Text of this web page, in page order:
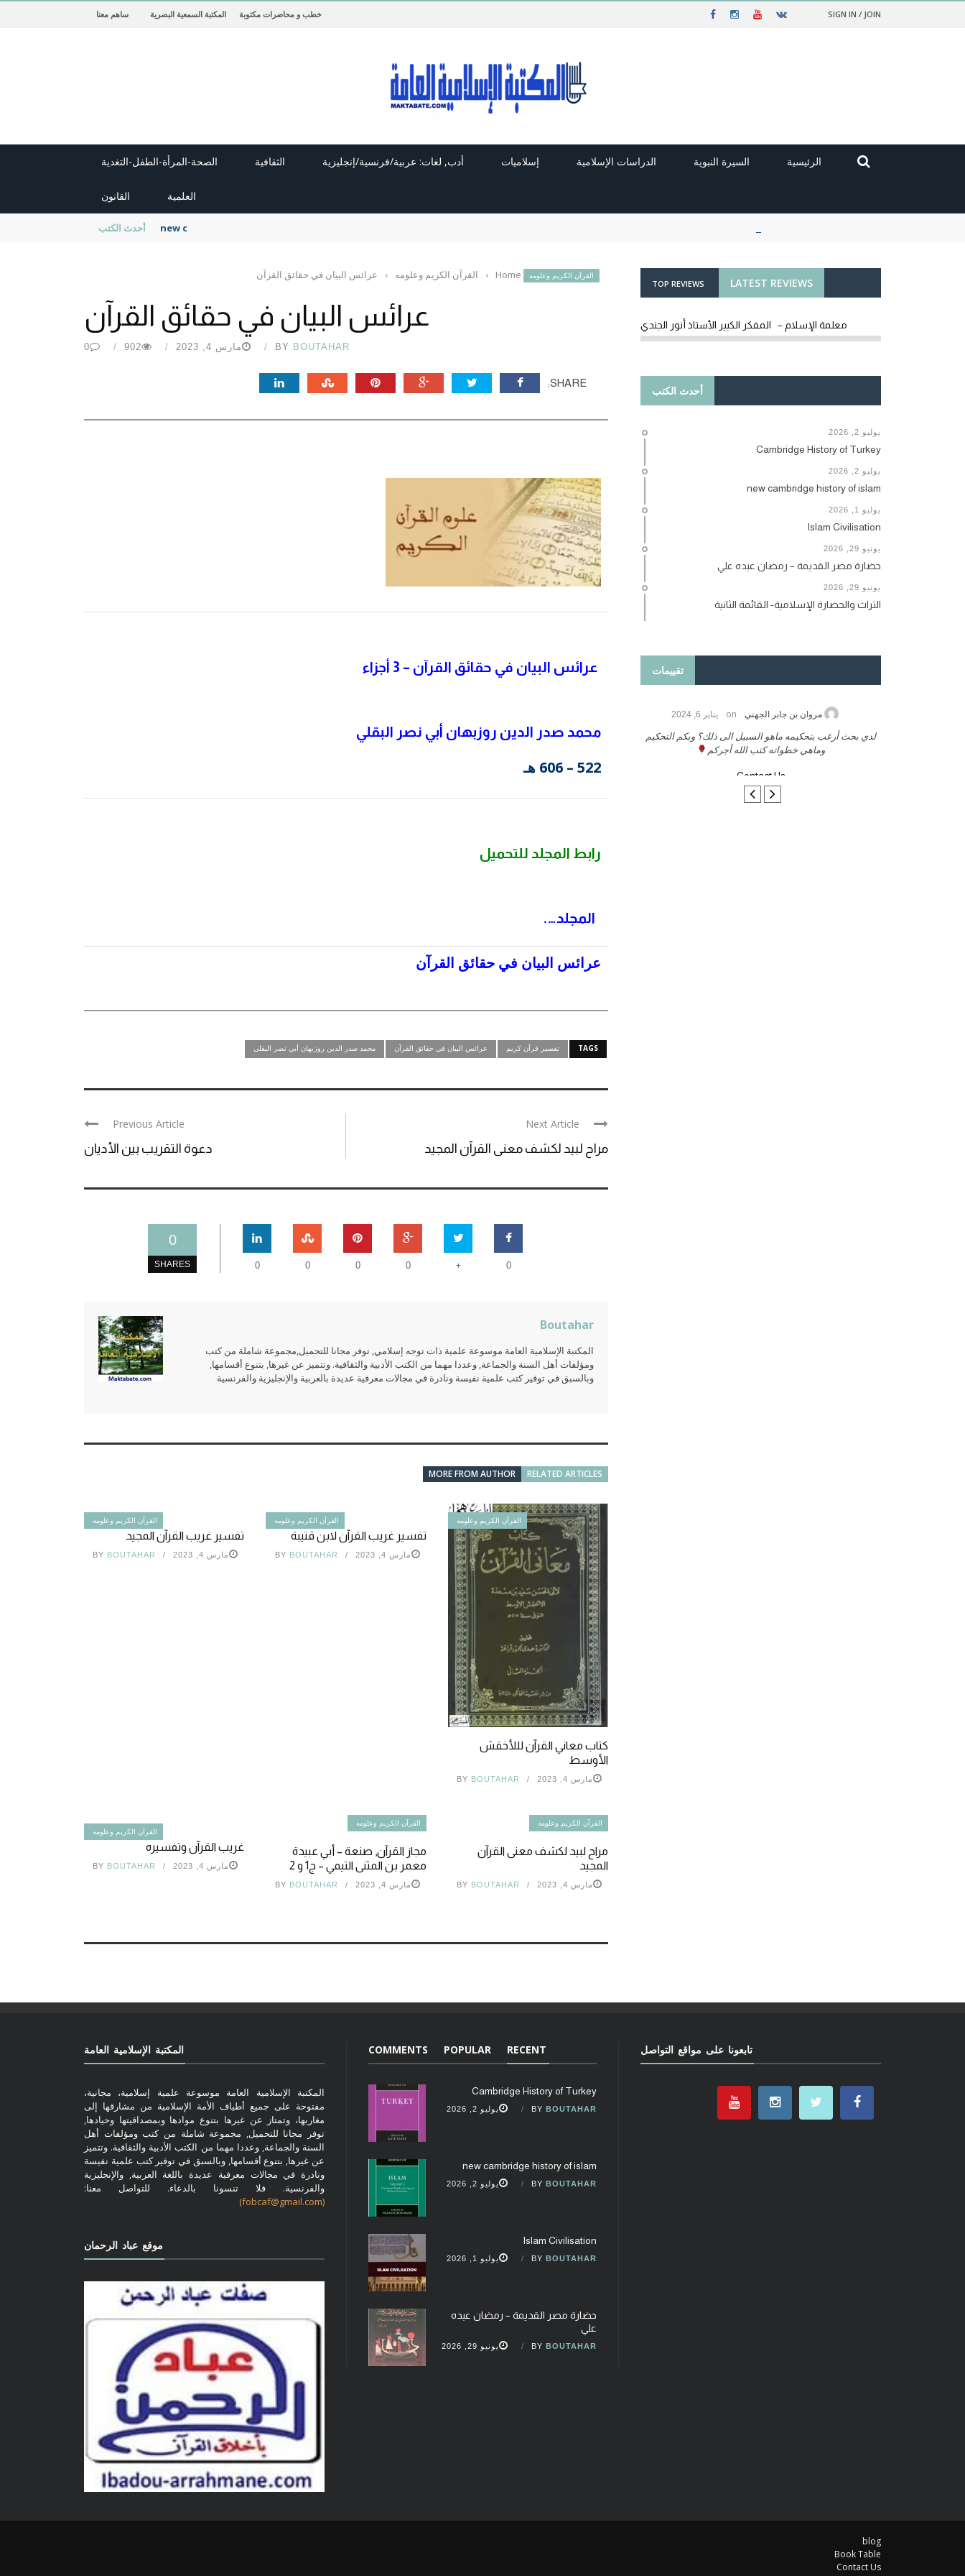
SIGN IN / JOIN خطب و محاضرات مكتوبة المكتبة السمعية البصرية ساهم معنا
الرئيسية السيرة النبوية الدراسات الإسلامية إسلاميات أدب, لغات: عربية/فرنسية/إنجليزية الثقافية الصحة-المرأة-الطفل-التغدية
العلمية القانون
أحدث الكتب new cambridge history of islam
القرآن الكريم وعلومه Home
› القرآن الكريم وعلومه › عرائس البيان في حقائق القرآن
عرائس البيان في حقائق القرآن
BY BOUTAHAR مارس 4, 2023 902
0
SHARE:
عرائس البيان في حقائق القرآن – 3 أجزاء
محمد صدر الدين روزبهان أبي نصر البقلي
522 – 606 هـ
رابط المجلد للتحميل
المجلد….
عرائس البيان في حقائق القرآن
TAGS تفسير قرآن كريم عرائس البيان في حقائق القرآن محمد صدر الدين روزبهان أبي نصر البقلي
Previous Article
دعوة التقريب بين الأديان
Next Article
مراح لبيد لكشف معنى القرآن المجيد
0
SHARES 0
+
0
0
0
0
Boutahar
المكتبة الإسلامية العامة موسوعة علمية ذات توجه إسلامي, توفر مجانا للتحميل,مجموعة شاملة من كتب
ومؤلفات أهل السنة والجماعة, وعددا مهما من الكتب الأدبية والثقافية. وتتميز عن غيرها, بتنوع أقسامها,
وبالسبق في توفير كتب علمية نفيسة ونادرة في مجالات معرفية عديدة بالعربية والإنجليزية والفرنسية
RELATED ARTICLES
MORE FROM AUTHOR
القرآن الكريم وعلومه
تفسير غريب القرآن المجيد
مارس 4, 2023 BY BOUTAHAR
القرآن الكريم وعلومه
تفسير غريب القرآن لابن قتيبة
مارس 4, 2023 BY BOUTAHAR
القرآن الكريم وعلومه
كتاب معاني القرآن لللأخقش
الأوسط
مارس 4, 2023 BY BOUTAHAR
القرآن الكريم وعلومه
غريب القرآن وتفسيره
مارس 4, 2023 BY BOUTAHAR
القرآن الكريم وعلومه
مجاز القرآن, صنعة – أبي عبيدة
معمر بن المثنى التيمي – ج1 و 2
مارس 4, 2023 BY BOUTAHAR
القرآن الكريم وعلومه
مراح لبيد لكشف معنى القرآن
المجيد
مارس 4, 2023 BY BOUTAHAR
LATEST REVIEWS
TOP REVIEWS
معلمة الإسلام – المفكر الكبير الأستاذ أنور الجندي
أحدث الكتب
يوليو 2, 2026
Cambridge History of Turkey
يوليو 2, 2026
new cambridge history of islam
يوليو 1, 2026
Islam Civilisation
يونيو 29, 2026
حضارة مصر القديمة – رمضان عبده علي
يونيو 29, 2026
التراث والحضارة الإسلامية- القائمة الثانية
تقييمات
مروان بن جابر الجهني on يناير 6, 2024
لدي بحث أرغب بتحكيمه ماهو السبيل الى ذلك؟ وبكم التحكيم
وماهي خطواته كتب الله أجركم
Contact Us
المكتبة الإسلامية العامة
المكتبة الإسلامية العامة موسوعة علمية إسلامية، مجانية،
مفتوحة على جميع أطياف الأمة الإسلامية من مشارقها إلى
مغاربها، وتمتاز عن غيرها بتنوع موادها وبمصداقيتها وحيادها,
توفر مجانا للتحميل, مجموعة شاملة من كتب ومؤلفات أهل
السنة والجماعة, وعددا مهما من الكتب الأدبية والثقافية. وتتميز
عن غيرها, بتنوع أقسامها, وبالسبق في توفير كتب علمية نفيسة
ونادرة في مجالات معرفية عديدة باللغة العربية, والإنجليزية
والفرنسية. فلا تنسونا بالدعاء. للتواصل معنا:
(fobcaf@gmail.com)
موقع عباد الرحمان
RECENT
POPULAR
COMMENTS
Cambridge History of Turkey
BY BOUTAHAR يوليو 2, 2026
new cambridge history of islam
BY BOUTAHAR يوليو 2, 2026
Islam Civilisation
BY BOUTAHAR يوليو 1, 2026
حضارة مصر القديمة – رمضان عبده
علي
BY BOUTAHAR يونيو 29, 2026
تابعونا على مواقع التواصل
blog
Book Table
Contact Us